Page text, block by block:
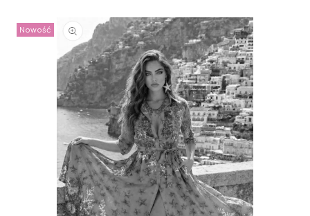
Nowość